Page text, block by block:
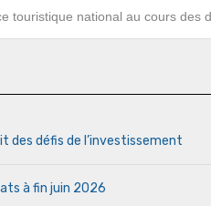
touristique national au cours des
des défis de l’investissement
à fin juin 2026